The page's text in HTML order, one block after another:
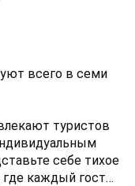
всего в семи
туристов
себе тихое
где каждый гость